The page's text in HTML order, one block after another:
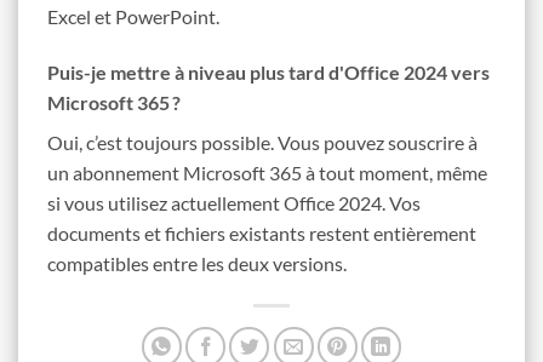
Excel et PowerPoint.
Puis-je mettre à niveau plus tard d'Office 2024 vers
Microsoft 365 ?
Oui, c’est toujours possible. Vous pouvez souscrire à
un abonnement Microsoft 365 à tout moment, même
si vous utilisez actuellement Office 2024. Vos
documents et fichiers existants restent entièrement
compatibles entre les deux versions.